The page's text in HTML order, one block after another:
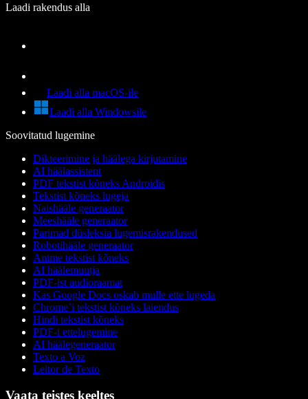
Laadi rakendus alla
Laadi alla macOS-ile
Laadi alla Windowsile
Soovitatud lugemine
Dikteerimine ja häälega kirjutamine
AI häälassistent
PDF tekstist kõneks Androidis
Tekstist kõneks lugeja
Naishääle generaator
Meeshääle generaator
Parimad düsleksia lugemisrakendused
Robotihääle generaator
Anime tekstist kõneks
AI häälemuutja
PDF-ist audioraamat
Kas Google Docs oskab mulle ette lugeda
Chrome’i tekstist kõneks laiendus
Hindi tekstist kõneks
PDF-i ettelugemine
AI häälegeneraator
Texto a Voz
Leitor de Texto
Vaata teistes keeltes